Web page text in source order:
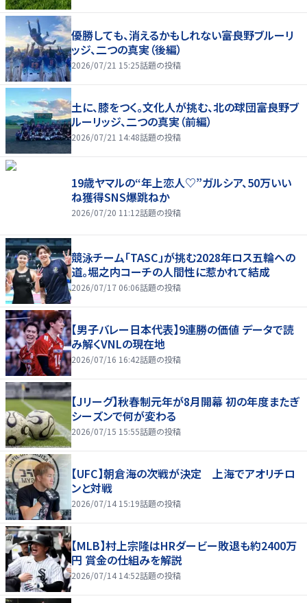
優勝しても、消えるかもしれない――富良野ブルーリ
ッジ、二つの真実（後編）
2026/07/21 15:25話題の投稿
土に、膝をつく。文化人が挑む、北の球団――富良野ブ
ルーリッジ、二つの真実（前編）
2026/07/21 14:48話題の投稿
19歳ヤマルの“年上恋人♡”ガルシア、50万いい
ね獲得SNS爆跳ねか
2026/07/20 11:12話題の投稿
競泳チーム「TASC」が挑む2028年ロス五輪への
道。堀之内コーチの人間性に惹かれて結成
2026/07/17 06:06話題の投稿
【男子バレー日本代表】9連勝の価値 データで読
み解くVNLの現在地
2026/07/16 16:42話題の投稿
【Jリーグ】秋春制元年が8月開幕 初の年度またぎ
シーズンで何が変わる
2026/07/15 15:55話題の投稿
【UFC】朝倉海の次戦が決定 上海でアオリチロ
ンと対戦
2026/07/14 15:19話題の投稿
【MLB】村上宗隆はHRダービー敗退も約2400万
円 賞金の仕組みを解説
2026/07/14 14:52話題の投稿